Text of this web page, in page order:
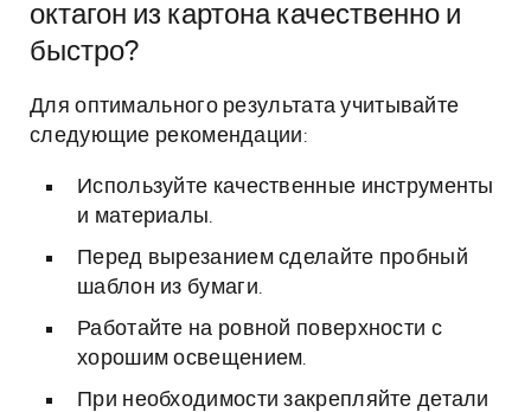
октагон из картона качественно и
быстро?
Для оптимального результата учитывайте
следующие рекомендации:
Используйте качественные инструменты
и материалы.
Перед вырезанием сделайте пробный
шаблон из бумаги.
Работайте на ровной поверхности с
хорошим освещением.
При необходимости закрепляйте детали